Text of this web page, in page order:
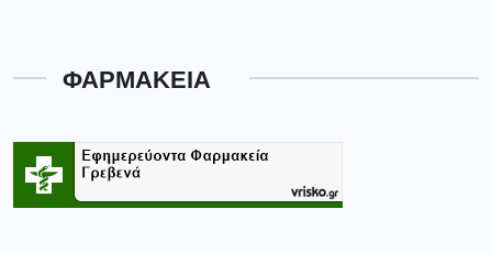
ΦΑΡΜΑΚΕΙΑ